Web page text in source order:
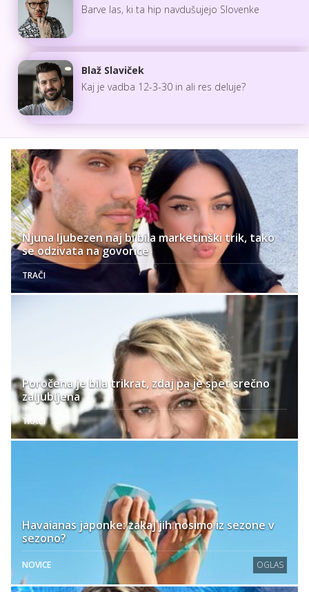
Barve las, ki ta hip navdušujejo Slovenke
Blaž Slaviček
Kaj je vadba 12-3-30 in ali res deluje?
Njuna ljubezen naj bi bila marketinški trik, tako
se odzivata na govorice
TRAČI
Poročena je bila trikrat, zdaj pa je spet srečno
zaljubljena
TRAČI
Havaianas japonke: zakaj jih nosimo iz sezone v
sezono?
NOVICE OGLAS